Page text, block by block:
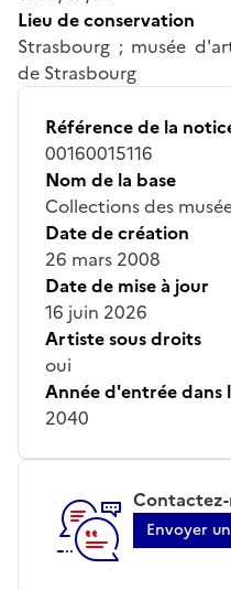
Lieu de conservation
Strasbourg ; musée
de Strasbourg
Référence de la
00160015116
Nom de la base
Collections des
Date de création
26 mars 2008
Date de mise à jour
16 juin 2026
Artiste sous droits
oui
Année d'entrée dans
2040
Envoyer